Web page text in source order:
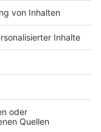
McDonalds
In Darmstadt soll
McDonalds
das Essen
sah das